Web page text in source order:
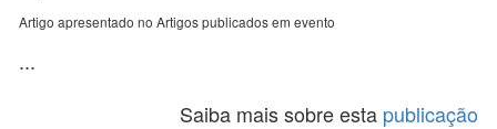
Artigo apresentado no Artigos publicados em evento
...
Saiba mais sobre esta publicação